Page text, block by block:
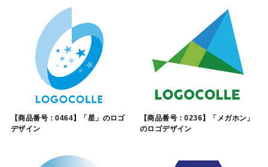
【商品番号：0464】「星」のロゴ
デザイン
【商品番号：0236】「メガホン」
のロゴデザイン